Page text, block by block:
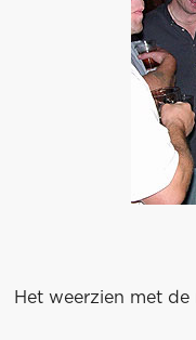
Het weerzien met